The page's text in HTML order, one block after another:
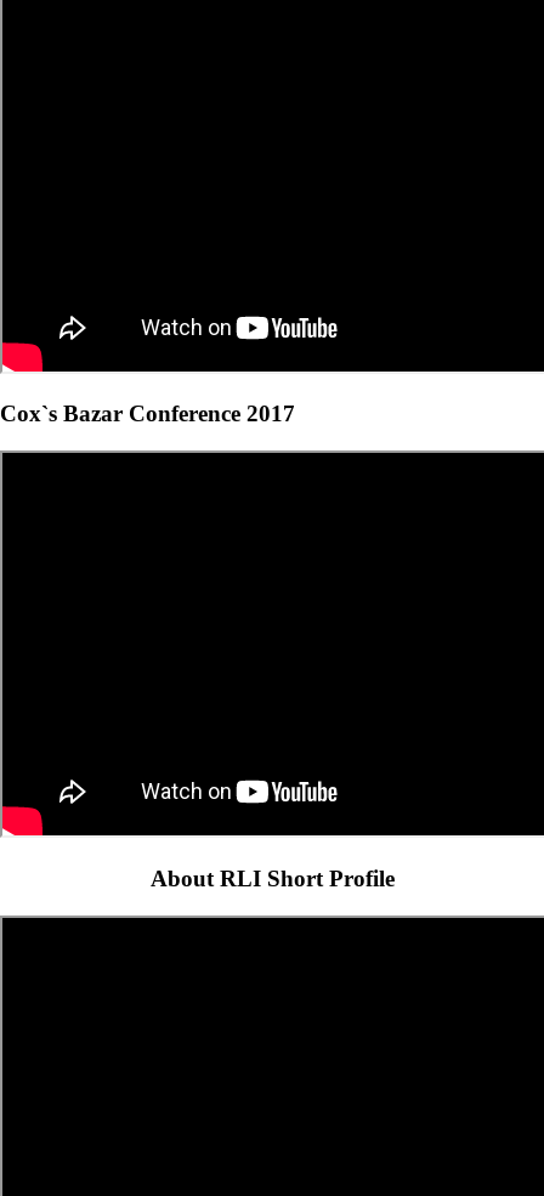
Cox`s Bazar Conference 2017
About RLI Short Profile